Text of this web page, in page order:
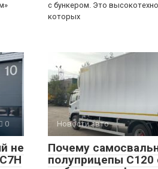
с бункером. Это
которых
0
не
Новости авто
Почему
полуприцепы C120